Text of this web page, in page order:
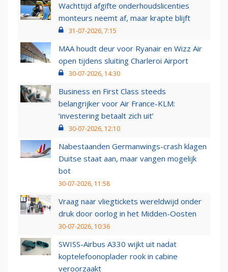
Wachttijd afgifte onderhoudslicenties
monteurs neemt af, maar krapte blijft
31-07-2026, 7:15
MAA houdt deur voor Ryanair en Wizz Air
open tijdens sluiting Charleroi Airport
30-07-2026, 14:30
Business en First Class steeds
belangrijker voor Air France-KLM:
‘investering betaalt zich uit’
30-07-2026, 12:10
Nabestaanden Germanwings-crash klagen
Duitse staat aan, maar vangen mogelijk
bot
30-07-2026, 11:58
Vraag naar vliegtickets wereldwijd onder
druk door oorlog in het Midden-Oosten
30-07-2026, 10:36
SWISS-Airbus A330 wijkt uit nadat
koptelefoonoplader rook in cabine
veroorzaakt